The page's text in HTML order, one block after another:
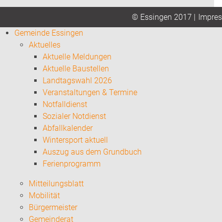
© Essingen 2017 |
Gemeinde Essingen
Aktuelles
Aktuelle Meldungen
Aktuelle Baustellen
Landtagswahl 2026
Veranstaltungen & Termine
Notfalldienst
Sozialer Notdienst
Abfallkalender
Wintersport aktuell
Auszug aus dem Grundbuch
Ferienprogramm
Mitteilungsblatt
Mobilität
Bürgermeister
Gemeinderat